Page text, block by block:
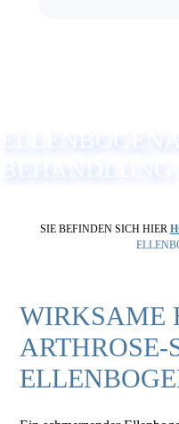
BEHANDLUNG
SIE BEFINDEN SICH HIER
WIRKSAME